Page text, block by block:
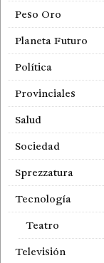
Peso Oro
Planeta Futuro
Política
Provinciales
Salud
Sociedad
Sprezzatura
Tecnología
Teatro
Televisión